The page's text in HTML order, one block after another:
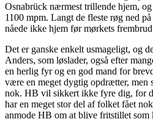
Osnabrück nærmest trillende hjem,
1100 mpm. Langt de fleste røg ned
nåede ikke hjem før mørkets
Det er ganske enkelt usmageligt, og
Anders, som løslader, også efter
en herlig fyr og en god mand for
være en meget dygtig opdrætter, men
nok. HB vil sikkert ikke fyre dig, for
har en meget stor del af folket fået
anmode HB om at blive fritstillet som